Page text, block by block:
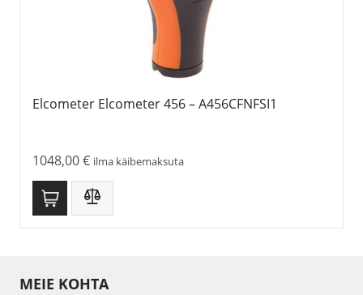
Elcometer Elcometer 456 – A456CFNFSI1
1048,00€ ilma käibemaksuta
MEIE KOHTA